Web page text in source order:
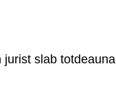
slab